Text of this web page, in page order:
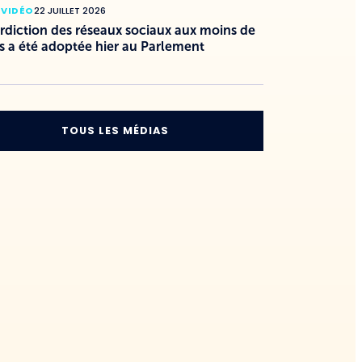
22 JUILLET 2026
des réseaux sociaux aux moins de
a été adoptée hier au Parlement
TOUS LES MÉDIAS